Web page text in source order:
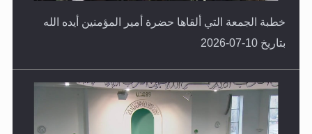
خطبة الجمعة التي ألقاها حضرة أمير المؤمنين أيده الله
بتاريخ 10-07-2026